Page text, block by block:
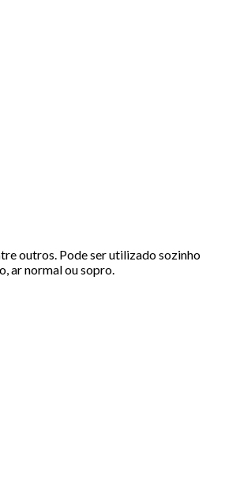
outros. Pode ser utilizado sozinho
ar normal ou sopro.